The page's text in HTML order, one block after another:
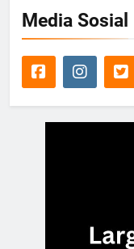
Media Sosial